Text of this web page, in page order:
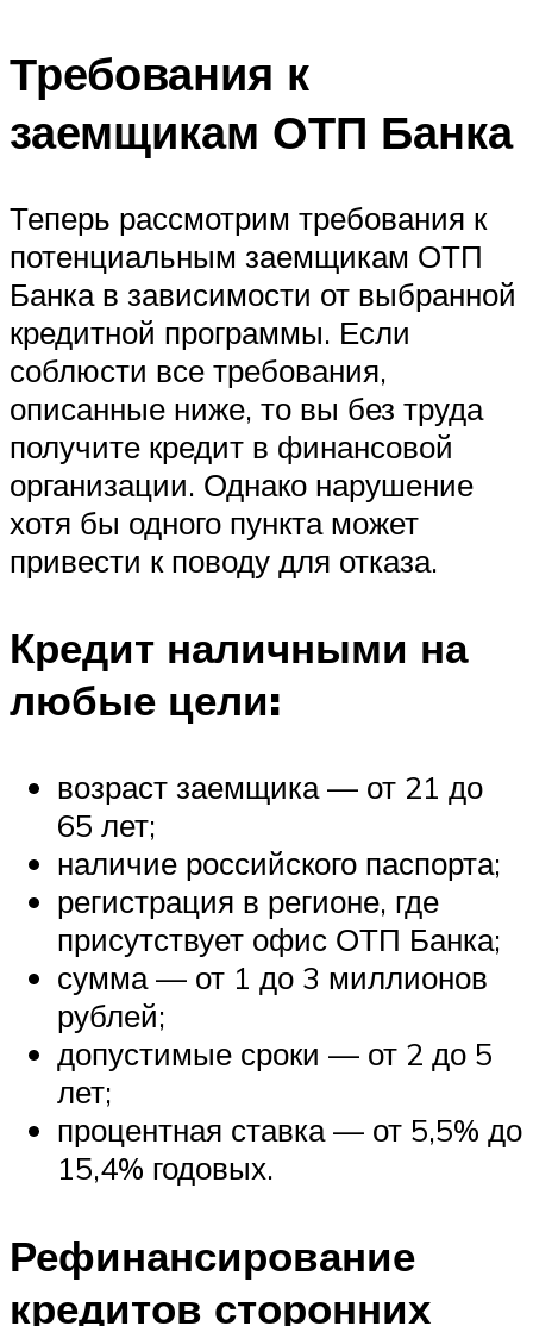
Требования к
заемщикам ОТП Банка
Теперь рассмотрим требования к
потенциальным заемщикам ОТП
Банка в зависимости от выбранной
кредитной программы. Если
соблюсти все требования,
описанные ниже, то вы без труда
получите кредит в финансовой
организации. Однако нарушение
хотя бы одного пункта может
привести к поводу для отказа.
Кредит наличными на
любые цели:
возраст заемщика — от 21 до
65 лет;
наличие российского паспорта;
регистрация в регионе, где
присутствует офис ОТП Банка;
сумма — от 1 до 3 миллионов
рублей;
допустимые сроки — от 2 до 5
лет;
процентная ставка — от 5,5% до
15,4% годовых.
Рефинансирование
кредитов сторонних